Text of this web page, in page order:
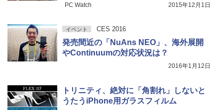
PC Watch 2015年12月1日
イベント CES 2016
発売間近の「NuAns NEO」、海外展開
やContinuumの対応状況は？
2016年1月12日
トリニティ、絶対に「角割れ」しないと
うたうiPhone用ガラスフィルム